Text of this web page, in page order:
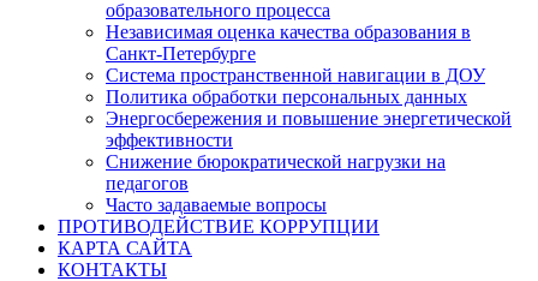
образовательного процесса
Независимая оценка качества образования в
Санкт-Петербурге
Система пространственной навигации в ДОУ
Политика обработки персональных данных
Энергосбережения и повышение энергетической
эффективности
Снижение бюрократической нагрузки на
педагогов
Часто задаваемые вопросы
ПРОТИВОДЕЙСТВИЕ КОРРУПЦИИ
КАРТА САЙТА
КОНТАКТЫ